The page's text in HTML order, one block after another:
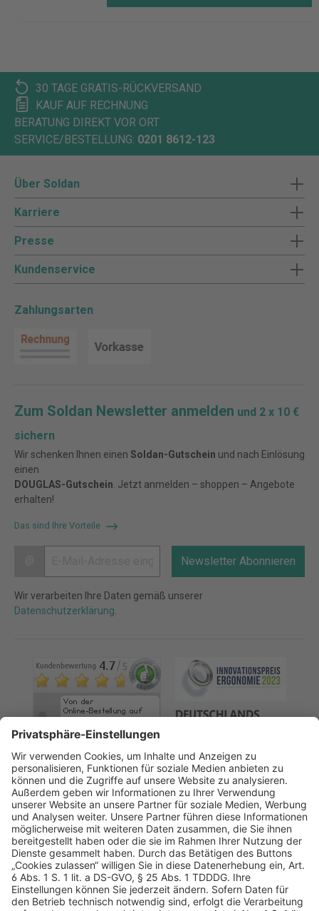
30 TAGE GRATIS-RÜCKVERSAND
KAUF AUF RECHNUNG
BERATUNG DIREKT VOR ORT
SERVICE/BESTELLUNG: 0201 8612-123
Über Soldan
Karriere
Presse
Kundenservice
Zahlungsarten
Zum Soldan Newsletter anmelden und 2 x 10 €
sichern
Wir schenken Ihnen einen Soldan-Gutschein und nach Einlösung
einen
DOUGLAS-Gutschein . Jetzt anmelden – shoppen – Angebote
erhalten!
Das sind Ihre Vorteile
Newsletter Abonnieren
Wir verarbeiten Ihre Daten gemäß unserer
Datenschutzerklärung
AGB Datenschutz Impressum